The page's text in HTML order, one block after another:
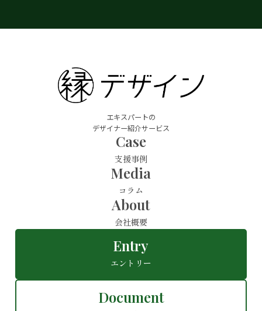
エキスパートの
デザイナー紹介サービス
Case
支援事例
Media
コラム
About
会社概要
Entry
エントリー
Document